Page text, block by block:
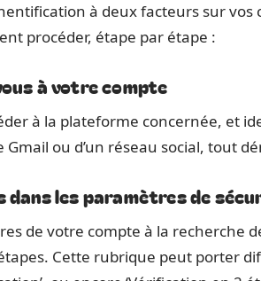
à deux facteurs sur
procéder, étape par étape :
à votre compte
à la plateforme concernée, et
Gmail ou d’un réseau social, tout
dans les paramètres de
de votre compte à la recherche
Cette rubrique peut porter